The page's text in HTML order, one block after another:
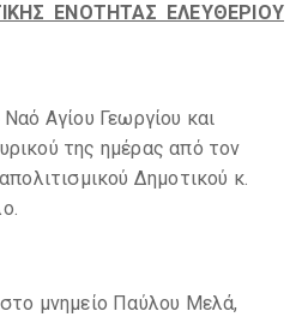
ΕΝΟΤΗΤΑΣ ΕΛΕΥΘΕΡΙΟΥ
Αγίου Γεωργίου και
της ημέρας από τον
Δημοτικού κ.
μνημείο Παύλου Μελά,